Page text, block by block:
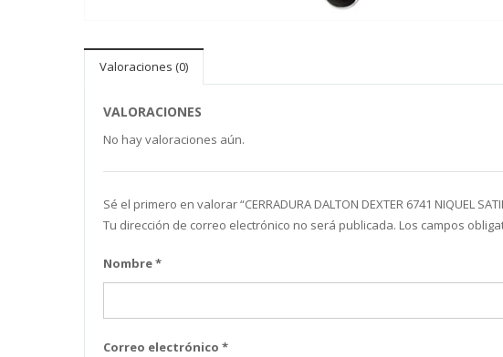
Valoraciones (0)
VALORACIONES
No hay valoraciones aún.
Sé el primero en valorar “ CERRADURA DALTON DEXTER 6741 NIQUEL
Tu dirección de correo electrónico no será publicada. Los campos
Nombre*
Correo electrónico *